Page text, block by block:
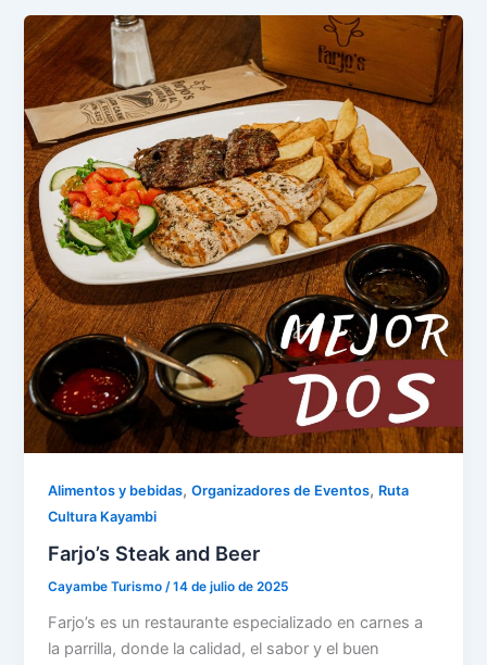
Alimentos y bebidas,Organizadores de Eventos, Ruta
Cultura Kayambi
Farjo’s Steak and Beer
Cayambe Turismo/14 de julio de 2025
Farjo’s es un restaurante especializado en carnes a
la parrilla, donde la calidad, el sabor y el buen